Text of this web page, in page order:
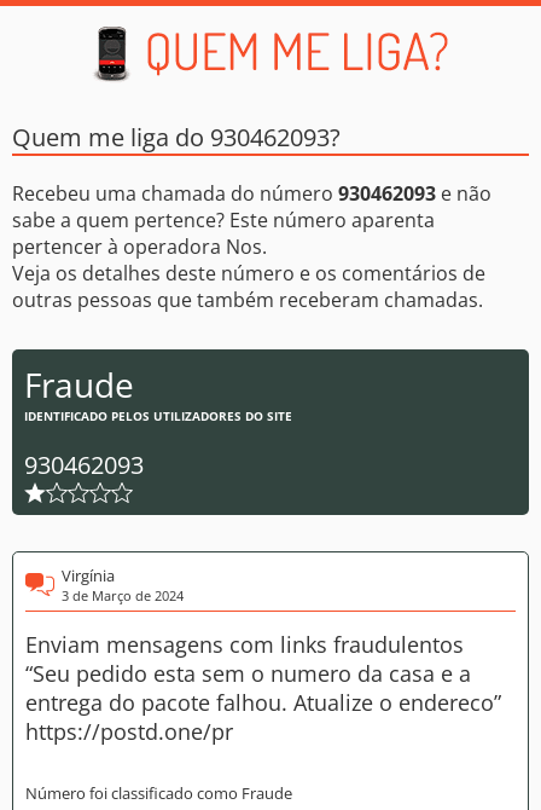
Quem me liga do 930462093?
Recebeu uma chamada do número 930462093 e não
sabe a quem pertence? Este número aparenta
pertencer à operadora Nos.
Veja os detalhes deste número e os comentários de
outras pessoas que também receberam chamadas.
Fraude
IDENTIFICADO PELOS UTILIZADORES DO SITE
930462093
Virgínia
3 de Março de 2024
Enviam mensagens com links fraudulentos
“Seu pedido esta sem o numero da casa e a
entrega do pacote falhou. Atualize o endereco”
https://postd.one/pr
Número foi classificado como Fraude